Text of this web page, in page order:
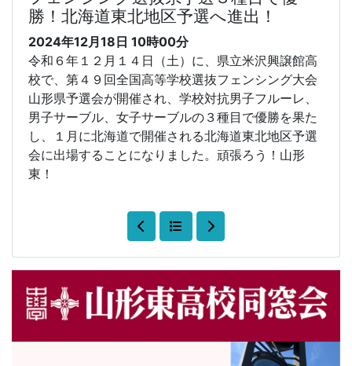
勝！北海道東北地区予選へ進出！
2024年12月18日 10時00分
令和６年１２月１４日（土）に、県立米沢興譲館高
校で、第４９回全国高等学校選抜フェンシング大会
山形県予選会が開催され、学校対抗男子フルーレ、
男子サーブル、女子サーブルの３種目で優勝を果た
し、１月に北海道で開催される北海道東北地区予選
会に出場することになりました。頑張ろう！山形
東！